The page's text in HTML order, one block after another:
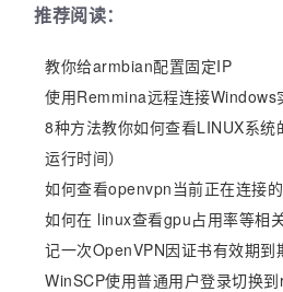
推荐阅读：
教你给armbian配置固定IP
使用Remmina远程连接Windows
8种方法教你如何查看LINUX系统
运行时间）
如何查看openvpn当前正在连接
如何在 linux查看gpu占用率等相
记一次OpenVPN因证书有效期到
WinSCP使用普通用户登录切换